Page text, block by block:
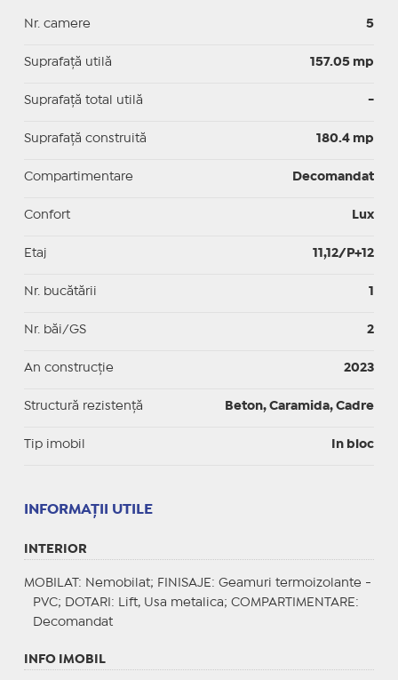
Nr. camere 5
Suprafaţă utilă 157.05 mp
Suprafaţă total utilă -
Suprafaţă construită 180.4 mp
Compartimentare Decomandat
Confort Lux
Etaj 11,12/P+12
Nr. bucătării 1
Nr. băi/GS 2
An construcție 2023
Structură rezistență Beton, Caramida, Cadre
Tip imobil In bloc
INFORMAŢII UTILE
INTERIOR
MOBILAT : Nemobilat; FINISAJE : Geamuri termoizolante -
PVC;
DOTARI : Lift, Usa metalica; COMPARTIMENTARE :
Decomandat
INFO IMOBIL